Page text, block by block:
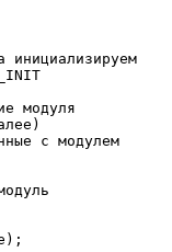
модуля
с модулем